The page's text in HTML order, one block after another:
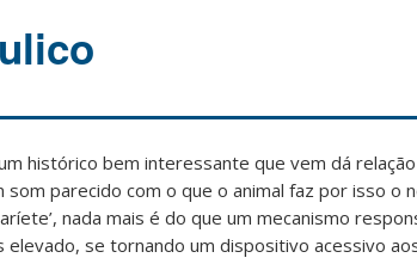
histórico bem interessante que vem dá
som parecido com o que o animal faz por isso o
nada mais é do que um mecanismo
elevado, se tornando um dispositivo acessivo